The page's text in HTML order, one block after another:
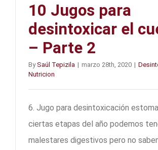
10 Jugos para
desintoxicar el
– Parte 2
BySaúl Tepizila | marzo 28th, 2020 |
Nutricion
6. Jugo para desintoxicación
ciertas etapas del año podemos
malestares digestivos pero no